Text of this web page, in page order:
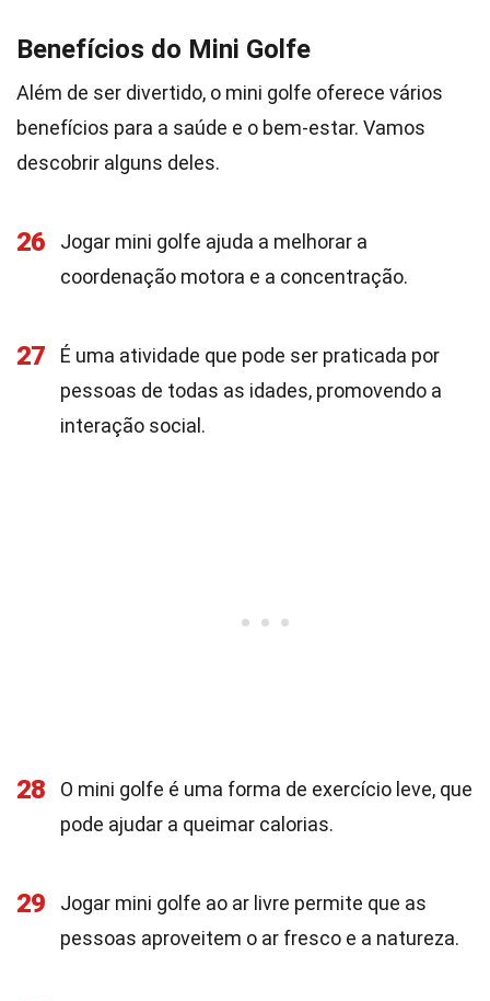
Benefícios do Mini Golfe
Além de ser divertido, o mini golfe oferece vários
benefícios para a saúde e o bem-estar. Vamos
descobrir alguns deles.
26
Jogar mini golfe ajuda a melhorar a
coordenação motora e a concentração.
27
É uma atividade que pode ser praticada por
pessoas de todas as idades, promovendo a
interação social.
28
O mini golfe é uma forma de exercício leve, que
pode ajudar a queimar calorias.
29
Jogar mini golfe ao ar livre permite que as
pessoas aproveitem o ar fresco e a natureza.